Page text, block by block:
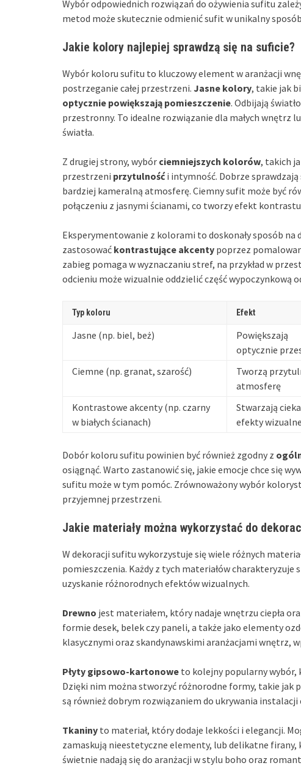
Wybór odpowiednich rozwiązań do ożywienia sufitu
metod może skutecznie odmienić sufit w unikalny
Jakie kolory najlepiej sprawdzą się na suficie?
Wybór koloru sufitu to kluczowy element w aranżacji
postrzeganie całej przestrzeni. Jasne kolory, takie jak
optycznie powiększają pomieszczenie. Odbijają
przestronny. To idealne rozwiązanie dla małych wnętrz
światła.
Z drugiej strony, wybór ciemniejszych kolorów, takich
przestrzeni przytulnośći intymność. Dobrze
bardziej kameralną atmosferę. Ciemny sufit może być
połączeniu z jasnymi ścianami, co tworzy efekt
Eksperymentowanie z kolorami to doskonały sposób na
zastosować kontrastujące akcenty poprzez
zabieg pomaga w wyznaczaniu stref, na przykład w
odcieniu może wizualnie oddzielić część wypoczynkową
Typ koloru Efekt
Jasne (np. biel, beż)
Powiększają
optycznie
Ciemne (np. granat, szarość)
Tworzą
atmosferę
Kontrastowe akcenty (np. czarny
w białych ścianach)
Stwarzają
efekty wizualne
Dobór koloru sufitu powinien być również zgodny z
osiągnąć. Warto zastanowić się, jakie emocje chce się
sufitu może w tym pomóc. Zrównoważony wybór
przyjemnej przestrzeni.
Jakie materiały można wykorzystać do
W dekoracji sufitu wykorzystuje się wiele różnych
pomieszczenia. Każdy z tych materiałów charakteryzuje
uzyskanie różnorodnych efektów wizualnych.
Drewno jest materiałem, który nadaje wnętrzu ciepła
formie desek, belek czy paneli, a także jako elementy
klasycznymi oraz skandynawskimi aranżacjami wnętrz,
Płyty gipsowo-kartonowe to kolejny popularny wybór,
Dzięki nim można stworzyć różnorodne formy, takie jak
są również dobrym rozwiązaniem do ukrywania
Tkaniny to materiał, który dodaje lekkości i elegancji.
zamaskują nieestetyczne elementy, lub delikatne
świetnie nadają się do aranżacji w stylu boho oraz